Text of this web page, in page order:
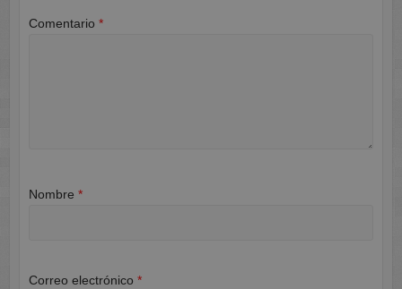
Comentario *
Nombre *
Correo electrónico *